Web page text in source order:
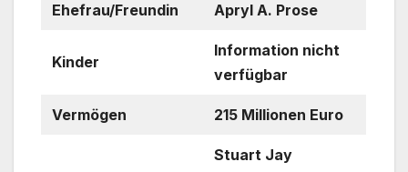
Ehefrau/Freundin Apryl A. Prose
Kinder
Information nicht
verfügbar
Vermögen 215 Millionen Euro
Stuart Jay